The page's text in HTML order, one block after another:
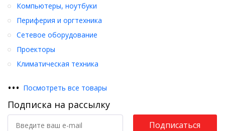
Компьютеры, ноутбуки
Периферия и оргтехника
Сетевое оборудование
Проекторы
Климатическая техника
••• Посмотреть все товары
Подписка на рассылку
Подписаться